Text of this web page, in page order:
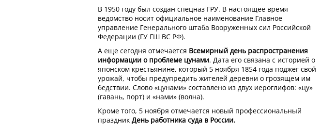
В 1950 году был создан спецназ ГРУ. В настоящее время
ведомство носит официальное наименование Главное
управление Генерального штаба Вооруженных сил Российской
Федерации (ГУ ГШ ВС РФ).
А еще сегодня отмечается Всемирный день распространения
информации о проблеме цунами. Дата его связана с историей о
японском крестьянине, который 5 ноября 1854 года поджег свой
урожай, чтобы предупредить жителей деревни о грозящем им
бедствии. Слово «цунами» составлено из двух иероглифов: «цу»
(гавань, порт) и «нами» (волна).
Кроме того, 5 ноября отмечается новый профессиональный
праздник День работника суда в России.